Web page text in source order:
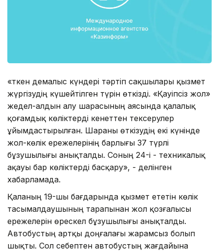
«Өткен демалыс күндері тәртіп сақшылары қызмет
жүргізудің күшейтілген түрін өткізді. «Қауіпсіз жол»
жедел-алдын алу шарасының аясында қалалық
қоғамдық көліктерді кенеттен тексерулер
ұйымдастырылған. Шараны өткізудің екі күнінде
жол-көлік ережелерінің барлығы 37 түрлі
бұзушылығы анықталды. Соның 24-і - техникалық
ақауы бар көліктерді басқару», - делінген
хабарламада.
Қаланың 19-шы бағдарында қызмет ететін көлік
тасымалдаушының тарапынан жол қозғалысы
ережелерін өрескел бұзушылығы анықталды.
Автобустың артқы доңғалағы жарамсыз болып
шықты. Сол себептен автобустың жағдайына